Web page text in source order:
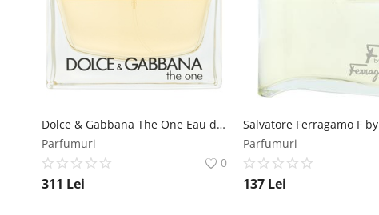
Dolce & Gabbana The One Eau de Parfum femei 75 ml Dolce & Gabbana
Parfumuri
0
311 Lei
Parfumuri
137 Lei